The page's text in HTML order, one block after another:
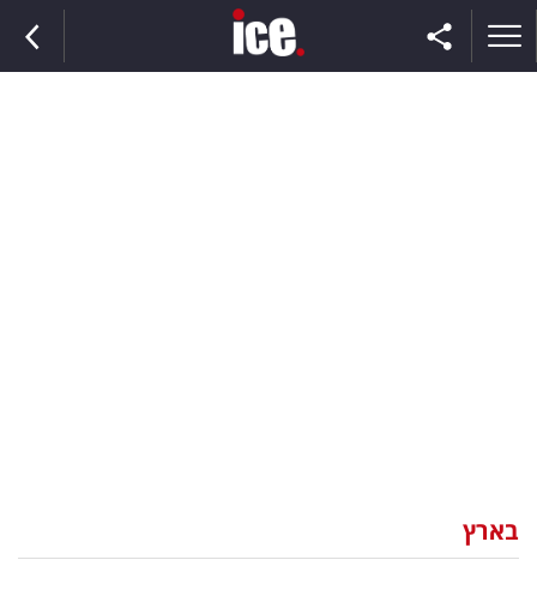
וצרכנות
בארץ